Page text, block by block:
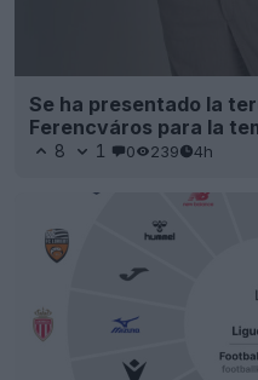
Se ha presentado la
Ferencváros para la
8 1 0 239 4h